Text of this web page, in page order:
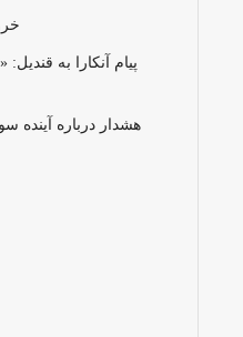
پیام آنکارا به قندیل:
هشدار درباره آینده